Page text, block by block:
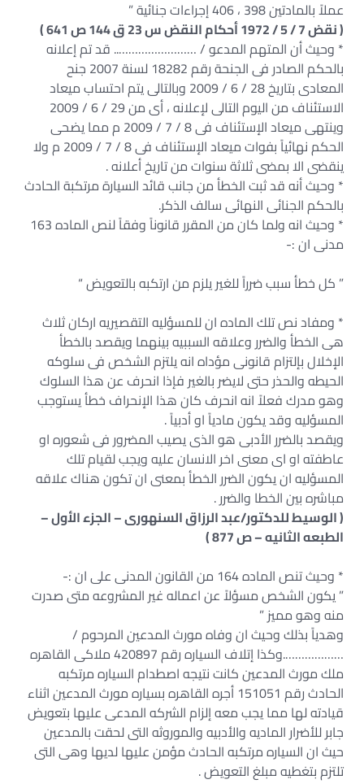
عملاً بالمادتين 398 ، 406 إجراءات جنائية ”
( نقض 7 / 5 / 1972 أحكام النقض س 23 ق 144 ص 641 )
* وحيث أن المتهم المدعو / …………………….. قد تم إعلانه
بالحكم الصادر فى الجنحة رقم 18282 لسنة 2007 جنح
المعادى بتاريخ 28 / 6 / 2009 وبالتالى يتم احتساب ميعاد
الاستئناف من اليوم التالى لإعلانه ، أى من 29 / 6 / 2009
وينتهى ميعاد الإستئناف فى 8 / 7 / 2009 م مما يضحى
الحكم نهائياً بفوات ميعاد الإستئناف فى 8 / 7 / 2009 م ولا
ينقضى الا بمضى ثلاثة سنوات من تاريخ أعلانه .
* وحيث أنه قد ثبت الخطأ من جانب قائد السيارة مرتكبة الحادث
بالحكم الجنائى النهائى سالف الذكر.
* وحيث انه ولما كان من المقرر قانوناً وفقاً لنص الماده 163
مدنى ان :-
” كل خطأ سبب ضرراً للغير يلزم من ارتكبه بالتعويض “
* ومفاد نص تلك الماده ان للمسؤليه التقصيريه اركان ثلاث
هى الخطأ والضرر وعلاقه السببيه بينهما ويقصد بالخطأ
الإخلال بإلتزام قانونى مؤداه انه يلتزم الشخص فى سلوكه
الحيطه والحذر حتى لايضر بالغير فإذا انحرف عن هذا السلوك
وهو مدرك فعلاً انه انحرف كان هذا الإنحراف خطأ يستوجب
المسؤليه وقد يكون مادياً او أدبياً .
ويقصد بالضرر الأدبى هو الذى يصيب المضرور فى شعوره او
عاطفته او اى معنى اخر الانسان عليه ويجب لقيام تلك
المسؤليه ان يكون الضرر الخطأ بمعنى ان تكون هناك علاقه
مباشره بين الخطا والضرر .
( الوسيط للدكتور/عبد الرزاق السنهورى – الجزء الأول –
الطبعه الثانيه – ص 877 )
* وحيث تنص الماده 164 من القانون المدنى على ان :-
” يكون الشخص مسؤلاً عن اعماله غير المشروعه متى صدرت
منه وهو مميز ”
وهدياً بذلك وحيث ان وفاه مورث المدعين المرحوم /
……………….وكذا إتلاف السياره رقم 420897 ملاكى القاهره
ملك مورث المدعين كانت نتيجه اصطدام السياره مرتكبه
الحادث رقم 151051 أجره القاهره بسياره مورث المدعين اثناء
قيادته لها مما يجب معه إلزام الشركه المدعى عليها بتعويض
جابر للأضرار الماديه والأدبيه والموروثه التى لحقت بالمدعين
حيث ان السياره مرتكبه الحادث مؤمن عليها لديها وهى التى
تلتزم بتغطيه مبلغ التعويض .